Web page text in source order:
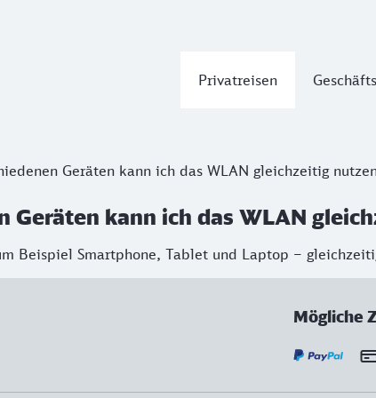
Privatreisen
Geräten kann ich das WLAN gleichzeitig
Geräten kann ich das WLAN
Beispiel Smartphone, Tablet und Laptop –
Mögliche